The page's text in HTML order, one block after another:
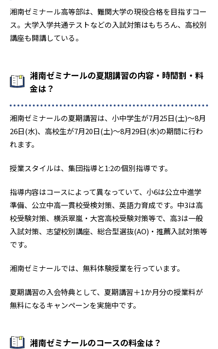
湘南ゼミナール高等部は、難関大学の現役合格を目指すコー
ス。大学入学共通テストなどの入試対策はもちろん、高校別
講座も開講している。
湘南ゼミナールの夏期講習の内容・時間割・料
金は？
湘南ゼミナールの夏期講習は、小中学生が7月25日(土)〜8月
26日(水)、高校生が7月20日(土)〜8月29日(水)の期間に行わ
れます。
授業スタイルは、集団指導と1:2の個別指導です。
指導内容はコースによって異なっていて、小6は公立中進学
準備、公立中高一貫校受検対策、英語力育成です。中3は高
校受験対策、横浜翠嵐・大宮高校受験対策等で、高3は一般
入試対策、志望校別講座、総合型選抜(AO)・推薦入試対策等
です。
湘南ゼミナールでは、無料体験授業を行っています。
夏期講習の入会特典として、夏期講習＋1か月分の授業料が
無料になるキャンペーンを実施中です。
湘南ゼミナールのコースの料金は？